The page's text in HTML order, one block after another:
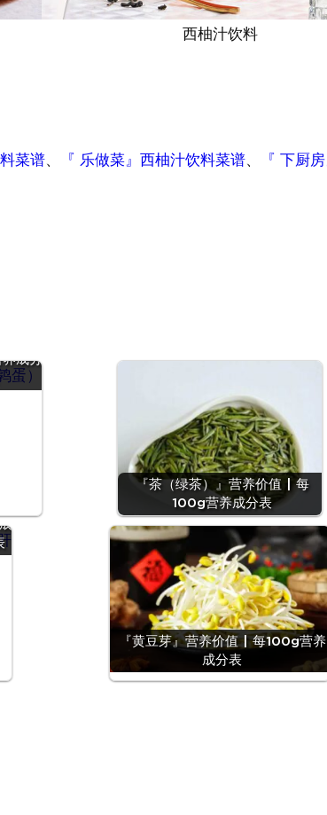
西柚汁饮料
菜谱、 『 乐做菜』西柚汁饮料菜谱、 『 下厨
成分
『茶（绿茶）』营养价值 | 每
100g营养成分表
『黄豆芽』营养价值 | 每100g营养
成分表